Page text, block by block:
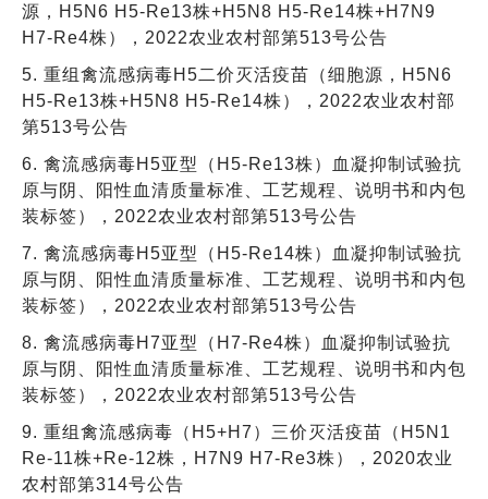
源，H5N6 H5-Re13株+H5N8 H5-Re14株+H7N9
H7-Re4株），2022农业农村部第513号公告
5. 重组禽流感病毒H5二价灭活疫苗（细胞源，H5N6
H5-Re13株+H5N8 H5-Re14株），2022农业农村部
第513号公告
6. 禽流感病毒H5亚型（H5-Re13株）血凝抑制试验抗
原与阴、阳性血清质量标准、工艺规程、说明书和内包
装标签），2022农业农村部第513号公告
7. 禽流感病毒H5亚型（H5-Re14株）血凝抑制试验抗
原与阴、阳性血清质量标准、工艺规程、说明书和内包
装标签），2022农业农村部第513号公告
8. 禽流感病毒H7亚型（H7-Re4株）血凝抑制试验抗
原与阴、阳性血清质量标准、工艺规程、说明书和内包
装标签），2022农业农村部第513号公告
9. 重组禽流感病毒（H5+H7）三价灭活疫苗（H5N1
Re-11株+Re-12株，H7N9 H7-Re3株），2020农业
农村部第314号公告